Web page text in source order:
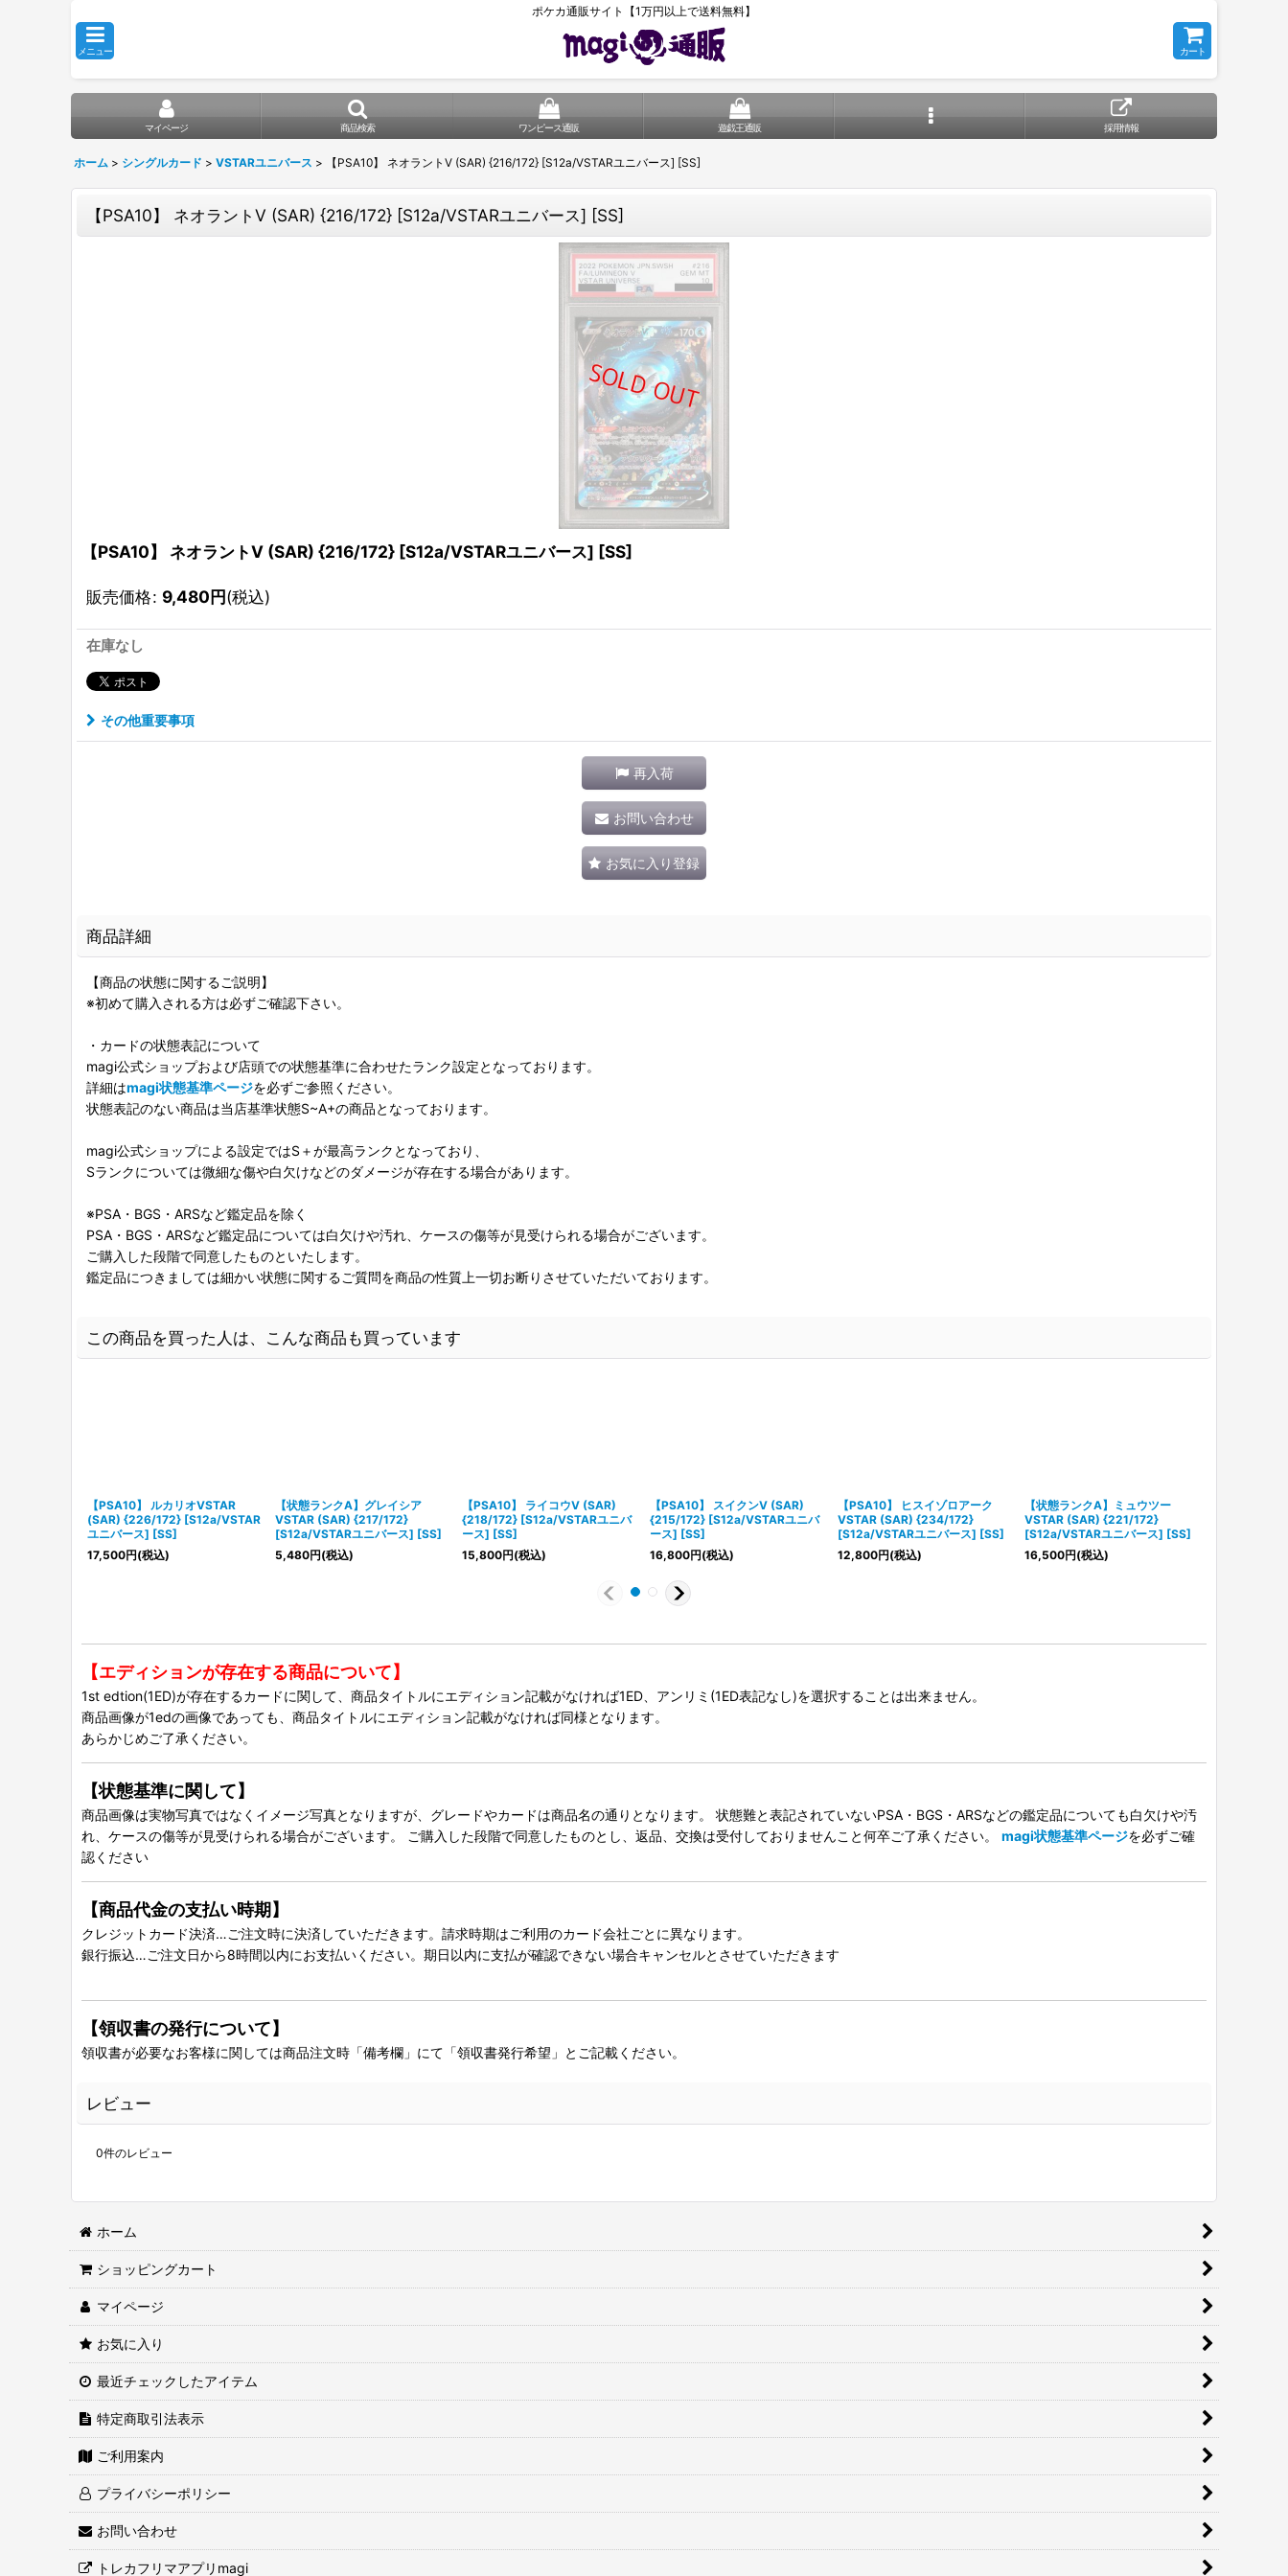
ポケカ通販サイト【1万円以上で送料無料】
メニュー カート
マイページ 商品検索 ワンピース通販 遊戯王通販 採用情報
ホーム > シングルカード > VSTARユニバース > 【PSA10】 ネオラントV (SAR) {216/172} [S12a/VSTARユニバース] [SS]
【PSA10】 ネオラントV (SAR) {216/172} [S12a/VSTARユニバース] [SS]
【PSA10】 ネオラントV (SAR) {216/172} [S12a/VSTARユニバース] [SS]
販売価格: 9,480円(税込)
在庫なし
その他重要事項
再入荷
お問い合わせ
お気に入り登録
商品詳細
【商品の状態に関するご説明】
※初めて購入される方は必ずご確認下さい。
・カードの状態表記について
magi公式ショップおよび店頭での状態基準に合わせたランク設定となっております。
詳細はmagi状態基準ページを必ずご参照ください。
状態表記のない商品は当店基準状態S~A+の商品となっております。
magi公式ショップによる設定ではS＋が最高ランクとなっており、
Sランクについては微細な傷や白欠けなどのダメージが存在する場合があります。
※PSA・BGS・ARSなど鑑定品を除く
PSA・BGS・ARSなど鑑定品については白欠けや汚れ、ケースの傷等が見受けられる場合がございます。
ご購入した段階で同意したものといたします。
鑑定品につきましては細かい状態に関するご質問を商品の性質上一切お断りさせていただいております。
この商品を買った人は、こんな商品も買っています
【PSA10】 ルカリオVSTAR
(SAR) {226/172} [S12a/VSTAR
ユニバース] [SS]
17,500円(税込)
【状態ランクA】グレイシア
VSTAR (SAR) {217/172}
[S12a/VSTARユニバース] [SS]
5,480円(税込)
【PSA10】 ライコウV (SAR)
{218/172} [S12a/VSTARユニバ
ース] [SS]
15,800円(税込)
【PSA10】 スイクンV (SAR)
{215/172} [S12a/VSTARユニバ
ース] [SS]
16,800円(税込)
【PSA10】 ヒスイゾロアーク
VSTAR (SAR) {234/172}
[S12a/VSTARユニバース] [SS]
12,800円(税込)
【状態ランクA】ミュウツー
VSTAR (SAR) {221/172}
[S12a/VSTARユニバース] [SS]
16,500円(税込)
【エディションが存在する商品について】
1st edtion(1ED)が存在するカードに関して、商品タイトルにエディション記載がなければ1ED、アンリミ(1ED表記なし)を選択することは出来ません。
商品画像が1edの画像であっても、商品タイトルにエディション記載がなければ同様となります。
あらかじめご了承ください。
【状態基準に関して】
商品画像は実物写真ではなくイメージ写真となりますが、グレードやカードは商品名の通りとなります。 状態難と表記されていないPSA・BGS・ARSなどの鑑定品についても白欠けや汚
れ、ケースの傷等が見受けられる場合がございます。 ご購入した段階で同意したものとし、返品、交換は受付しておりませんこと何卒ご了承ください。 magi状態基準ページを必ずご確
認ください
【商品代金の支払い時期】
クレジットカード決済…ご注文時に決済していただきます。請求時期はご利用のカード会社ごとに異なります。
銀行振込…ご注文日から8時間以内にお支払いください。期日以内に支払が確認できない場合キャンセルとさせていただきます
【領収書の発行について】
領収書が必要なお客様に関しては商品注文時「備考欄」にて「領収書発行希望」とご記載ください。
レビュー
0件のレビュー
ホーム
ショッピングカート
マイページ
お気に入り
最近チェックしたアイテム
特定商取引法表示
ご利用案内
プライバシーポリシー
お問い合わせ
トレカフリマアプリmagi